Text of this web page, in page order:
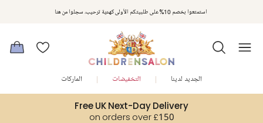
استمتعوا بخصم 10% على طلبيتكم الأولى كهدية ترحيب. سجلوا من هنا
Free UK Next-Day Delivery
on orders over £150
الجديد لدينا التخفيضات الماركات